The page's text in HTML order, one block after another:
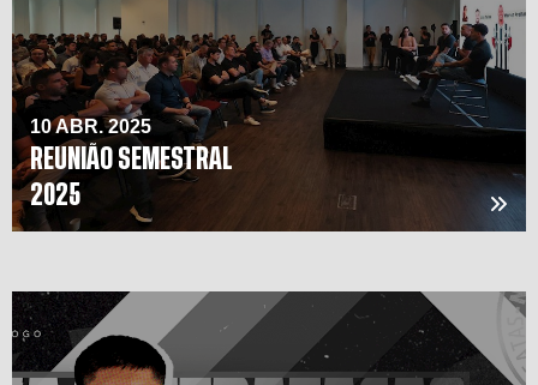
10 ABR. 2025
REUNIÃO SEMESTRAL
2025